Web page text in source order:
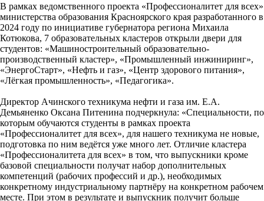
В рамках ведомственного проекта «Профессионалитет для всех»
министерства образования Красноярского края разработанного в
2024 году по инициативе губернатора региона Михаила
Котюкова, 7 образовательных кластеров открыли двери для
студентов: «Машиностроительный образовательно-
производственный кластер», «Промышленный инжиниринг»,
«ЭнергоСтарт», «Нефть и газ», «Центр здорового питания»,
«Лёгкая промышленность», «Педагогика».
Директор Ачинского техникума нефти и газа им. Е.А.
Демьяненко Оксана Питенина подчеркнула: «Специальности, по
которым обучаются студенты в рамках проекта
«Профессионалитет для всех», для нашего техникума не новые,
подготовка по ним ведётся уже много лет. Отличие кластера
«Профессионалитета для всех» в том, что выпускники кроме
базовой специальности получат набор дополнительных
компетенций (рабочих профессий и др.), необходимых
конкретному индустриальному партнёру на конкретном рабочем
месте. При этом в результате и выпускник получит больше